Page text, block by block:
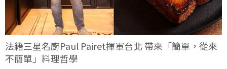
法籍三星名廚Paul Pairet揮軍台北 帶來「簡單，從來
不簡單」料理哲學